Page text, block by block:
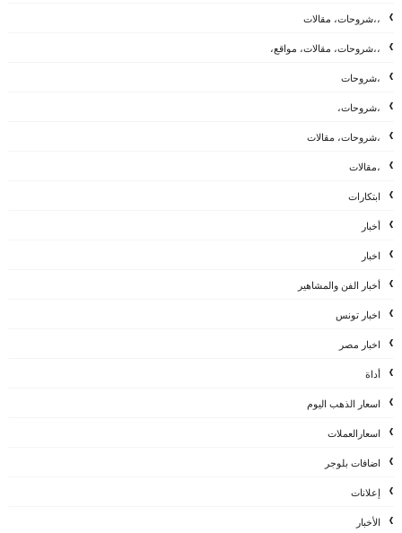
،،شروحات، مقالات
،،شروحات، مقالات، مواقع،
،شروحات
،شروحات،
،شروحات، مقالات
،مقالات
ابتكارات
أخبار
اخبار
أخبار الفن والمشاهير
اخبار تونس
اخبار مصر
أداة
اسعار الذهب اليوم
اسعارالعملات
اضافات بلوجر
إعلانات
الأخبار